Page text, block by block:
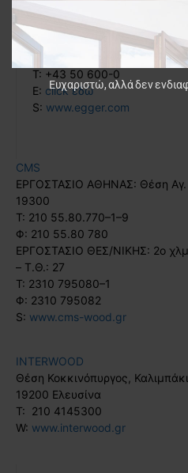
EGGER
Weiberndorf 20
6380 St. Johann, Τιρόλο,
T: +43 50 600-0
Ε: click εδώ
S: www.egger.com
CMS
ΕΡΓΟΣΤΑΣΙΟ ΑΘΗΝΑΣ: Θέση Αγ.
19300
Τ: 210 55.80.770–1–9
Φ: 210 55.80 780
ΕΡΓΟΣΤΑΣΙΟ ΘΕΣ/ΝΙΚΗΣ: 2ο
– Τ.Θ.: 27
Τ: 2310 795080–1
Φ: 2310 795082
S: www.cms-wood.gr
INTERWOOD
Θέση Κοκκινόπυργος, Καλιμπάκι
19200 Ελευσίνα
T: 210 4145300
W: www.interwood.gr
Ευχαριστώ, αλλά δεν